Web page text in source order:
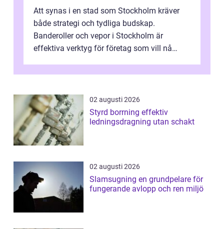
Att synas i en stad som Stockholm kräver
både strategi och tydliga budskap.
Banderoller och vepor i Stockholm är
effektiva verktyg för företag som vill nå
02 augusti 2026
Styrd borrning effektiv
ledningsdragning utan schakt
02 augusti 2026
Slamsugning en grundpelare för
fungerande avlopp och ren miljö